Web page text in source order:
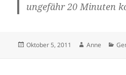
ungefähr 20 Minuten
Veröffentlicht
Oktober 5, 2011 Autor
Anne